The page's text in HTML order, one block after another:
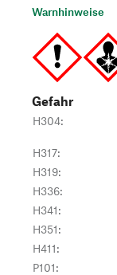
Warnhinweise
Gefahr
H304:
H317:
H319:
H336:
H341:
H351:
H411:
P101: